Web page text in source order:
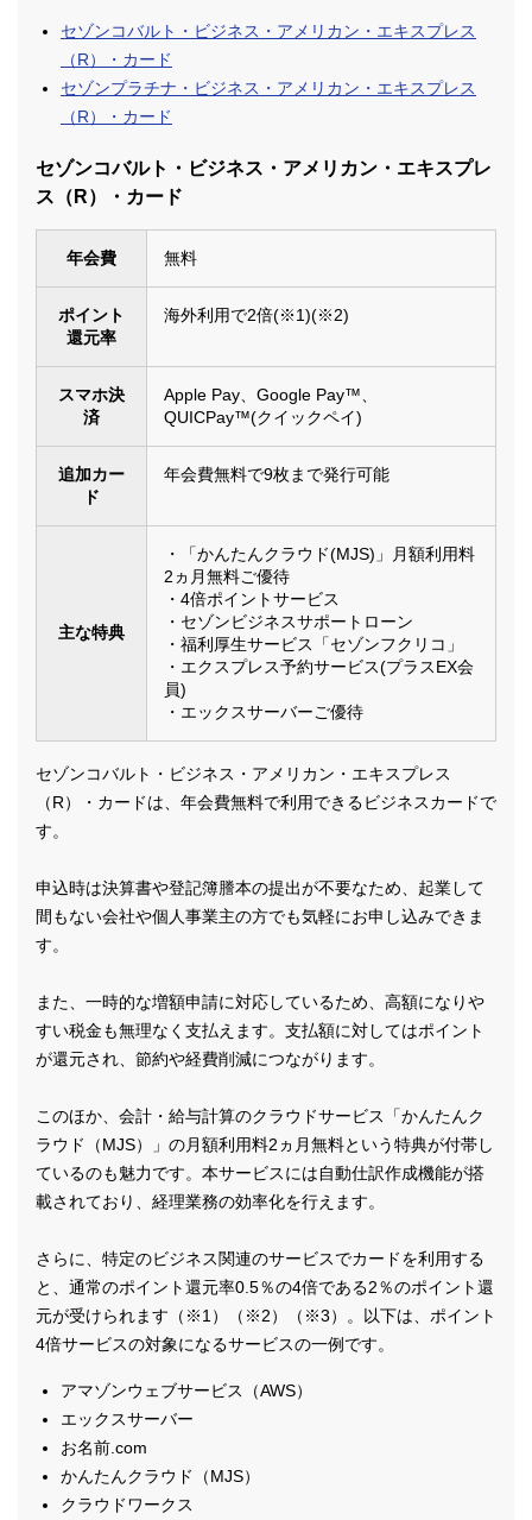
セゾンコバルト・ビジネス・アメリカン・エキスプレス
（R）・カード
セゾンプラチナ・ビジネス・アメリカン・エキスプレス
（R）・カード
セゾンコバルト・ビジネス・アメリカン・エキスプレ
ス（R）・カード
年会費 無料
ポイント
還元率
海外利用で2倍(※1)(※2)
スマホ決
済
Apple Pay、Google Pay™、
QUICPay™(クイックペイ)
追加カー
ド
年会費無料で9枚まで発行可能
主な特典
・「かんたんクラウド(MJS)」月額利用料
2ヵ月無料ご優待
・4倍ポイントサービス
・セゾンビジネスサポートローン
・福利厚生サービス「セゾンフクリコ」
・エクスプレス予約サービス(プラスEX会
員)
・エックスサーバーご優待
セゾンコバルト・ビジネス・アメリカン・エキスプレス
（R）・カードは、年会費無料で利用できるビジネスカードで
す。
申込時は決算書や登記簿謄本の提出が不要なため、起業して
間もない会社や個人事業主の方でも気軽にお申し込みできま
す。
また、一時的な増額申請に対応しているため、高額になりや
すい税金も無理なく支払えます。支払額に対してはポイント
が還元され、節約や経費削減につながります。
このほか、会計・給与計算のクラウドサービス「かんたんク
ラウド（MJS）」の月額利用料2ヵ月無料という特典が付帯し
ているのも魅力です。本サービスには自動仕訳作成機能が搭
載されており、経理業務の効率化を行えます。
さらに、特定のビジネス関連のサービスでカードを利用する
と、通常のポイント還元率0.5％の4倍である2％のポイント還
元が受けられます（※1）（※2）（※3）。以下は、ポイント
4倍サービスの対象になるサービスの一例です。
アマゾンウェブサービス（AWS）
エックスサーバー
お名前.com
かんたんクラウド（MJS）
クラウドワークス